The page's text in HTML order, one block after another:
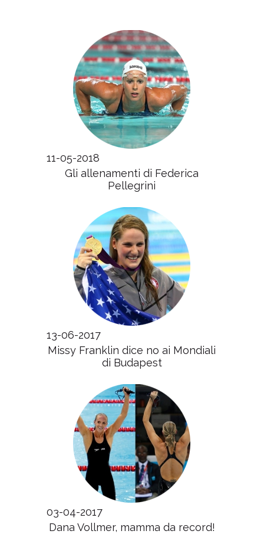
11-05-2018
Gli allenamenti di Federica
Pellegrini
13-06-2017
Missy Franklin dice no ai Mondiali
di Budapest
03-04-2017
Dana Vollmer, mamma da record!